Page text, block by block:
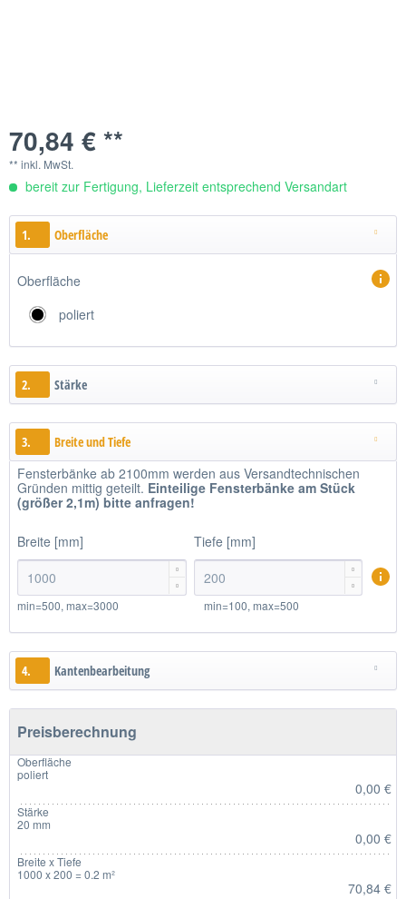
70,84 € **
** inkl. MwSt.
bereit zur Fertigung, Lieferzeit entsprechend Versandart
1. Oberfläche
Oberfläche
poliert
2. Stärke
3. Breite und Tiefe
Fensterbänke ab 2100mm werden aus Versandtechnischen
Gründen mittig geteilt. Einteilige Fensterbänke am Stück
(größer 2,1m) bitte anfragen!
Breite [mm]


Tiefe [mm]


min=500, max=3000 min=100, max=500
4. Kantenbearbeitung
Preisberechnung
Oberfläche
poliert
0,00 €
Stärke
20 mm
0,00 €
Breite x Tiefe
1000 x 200 = 0.2 m²
70,84 €